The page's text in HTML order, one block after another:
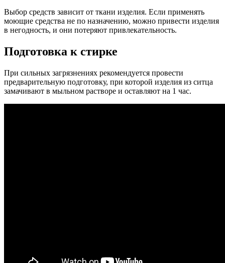
Выбор средств зависит от ткани изделия. Если применять
моющие средства не по назначению, можно привести изделия
в негодность, и они потеряют привлекательность.
Подготовка к стирке
При сильных загрязнениях рекомендуется провести
предварительную подготовку, при которой изделия из ситца
замачивают в мыльном растворе и оставляют на 1 час.